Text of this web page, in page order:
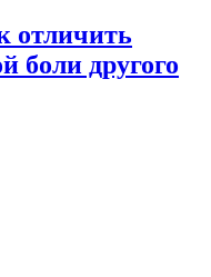
отличить
боли другого